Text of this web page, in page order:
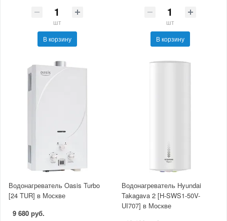
шт
В корзину
шт
В корзину
Водонагреватель Oasis Turbo
[24 TUR] в Москве
9 680 руб.
Водонагреватель Hyundai
Takagava 2 [H-SWS1-50V-
UI707] в Москве